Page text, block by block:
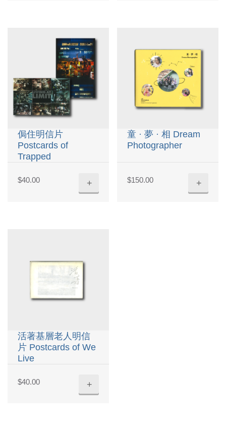
侷住明信片
Postcards of
Trapped
$40.00 +
童 · 夢 · 相 Dream
Photographer
$150.00 +
活著基層老人明信
片 Postcards of We
Live
$40.00 +